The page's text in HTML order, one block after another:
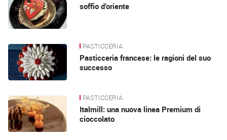
soffio d’oriente
PASTICCERIA
Pasticceria francese: le ragioni del suo
successo
PASTICCERIA
Italmill: una nuova linea Premium di
cioccolato